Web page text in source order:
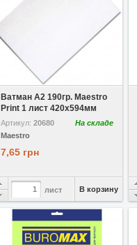
В избранное
Ватман A2 190гр. Maestro
Print 1 лист 420х594мм
Артикул: 20680
На складе
Maestro
7,65 грн
лист В корзину